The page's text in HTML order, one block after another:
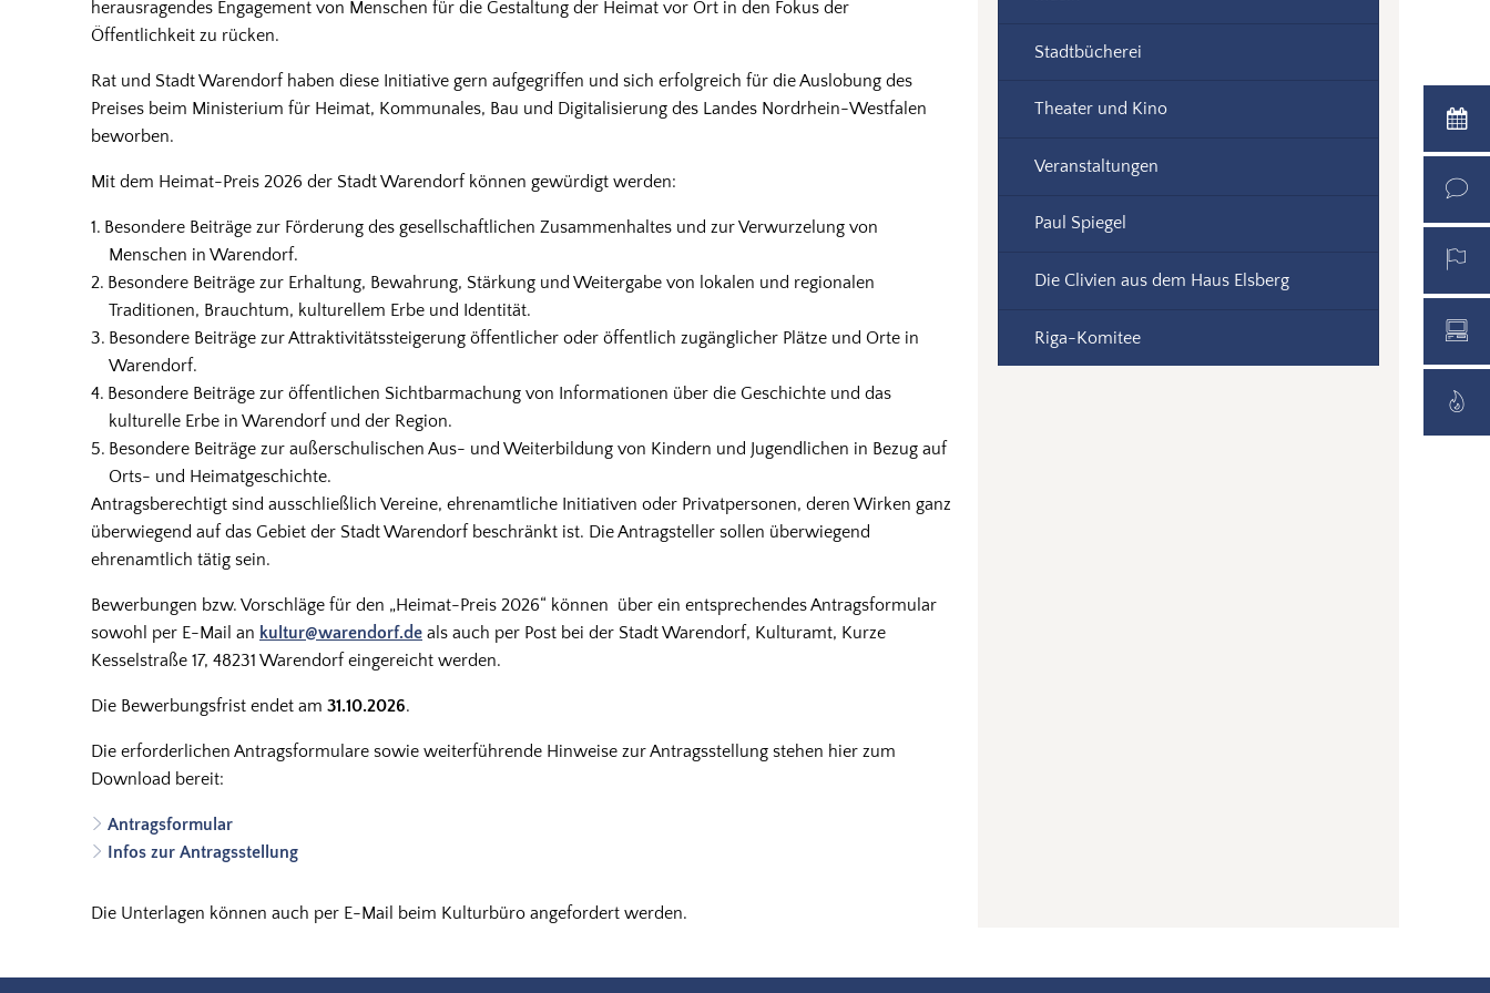
herausragendes Engagement von Menschen für die Gestaltung der Heimat vor Ort in den Fokus der
Öffentlichkeit zu rücken.
Rat und Stadt Warendorf haben diese Initiative gern aufgegriffen und sich erfolgreich für die Auslobung des
Preises beim Ministerium für Heimat, Kommunales, Bau und Digitalisierung des Landes Nordrhein-Westfalen
beworben.
Mit dem Heimat-Preis 2026 der Stadt Warendorf können gewürdigt werden:
Besondere Beiträge zur Förderung des gesellschaftlichen Zusammenhaltes und zur Verwurzelung von
Menschen in Warendorf.
Besondere Beiträge zur Erhaltung, Bewahrung, Stärkung und Weitergabe von lokalen und regionalen
Traditionen, Brauchtum, kulturellem Erbe und Identität.
Besondere Beiträge zur Attraktivitätssteigerung öffentlicher oder öffentlich zugänglicher Plätze und Orte in
Warendorf.
Besondere Beiträge zur öffentlichen Sichtbarmachung von Informationen über die Geschichte und das
kulturelle Erbe in Warendorf und der Region.
Besondere Beiträge zur außerschulischen Aus- und Weiterbildung von Kindern und Jugendlichen in Bezug auf
Orts- und Heimatgeschichte.
Antragsberechtigt sind ausschließlich Vereine, ehrenamtliche Initiativen oder Privatpersonen, deren Wirken ganz
überwiegend auf das Gebiet der Stadt Warendorf beschränkt ist. Die Antragsteller sollen überwiegend
ehrenamtlich tätig sein.
Bewerbungen bzw. Vorschläge für den „Heimat-Preis 2026“ können über ein entsprechendes Antragsformular
sowohl per E-Mail an kultur@warendorf.de als auch per Post bei der Stadt Warendorf, Kulturamt, Kurze
Kesselstraße 17, 48231 Warendorf eingereicht werden.
Die Bewerbungsfrist endet am 31.10.2026.
Die erforderlichen Antragsformulare sowie weiterführende Hinweise zur Antragsstellung stehen hier zum
Download bereit:
Antragsformular
Infos zur Antragsstellung
Die Unterlagen können auch per E-Mail beim Kulturbüro angefordert werden.
Stadtbücherei
Theater und Kino
Veranstaltungen
Paul Spiegel
Die Clivien aus dem Haus Elsberg
Riga-Komitee